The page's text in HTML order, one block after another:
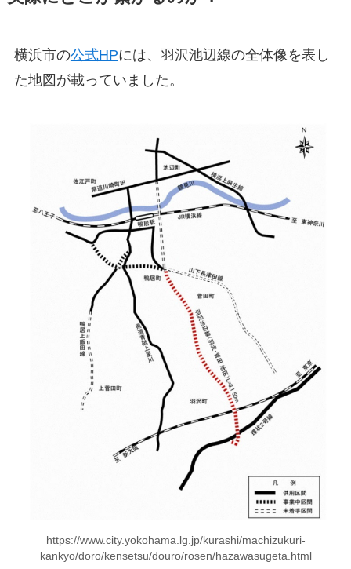
横浜市の公式HPには、羽沢池辺線の全体像を表し
た地図が載っていました。
https://www.city.yokohama.lg.jp/kurashi/machizukuri-
kankyo/doro/kensetsu/douro/rosen/hazawasugeta.html